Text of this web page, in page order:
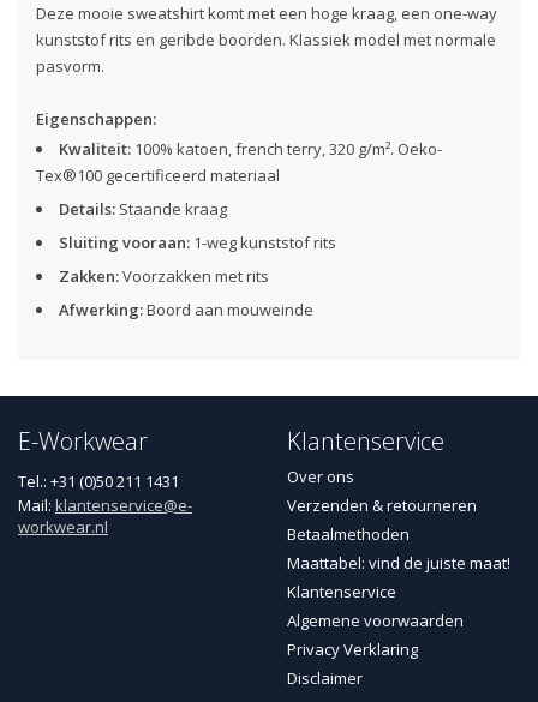
Deze mooie sweatshirt komt met een hoge kraag, een one-way
kunststof rits en geribde boorden. Klassiek model met normale
pasvorm.
Eigenschappen:
Kwaliteit: 100% katoen, french terry, 320 g/m². Oeko-
Tex®100 gecertificeerd materiaal
Details: Staande kraag
Sluiting vooraan: 1-weg kunststof rits
Zakken:Voorzakken met rits
Afwerking:Boord aan mouweinde
Gratisverzendingvanaf €50,- NL / € 75,- BE
Afhalen bij een GLS PakketShop of in onze showroom
E-Workwear
Tel.: +31 (0)50 211 1431
Mail: klantenservice@e-
workwear.nl
Klantenservice
Over ons
Verzenden & retourneren
Betaalmethoden
Maattabel: vind de juiste maat!
Klantenservice
Algemene voorwaarden
Privacy Verklaring
Disclaimer